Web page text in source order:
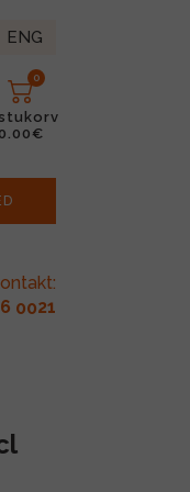
ENG
0
0.00€
6 0021